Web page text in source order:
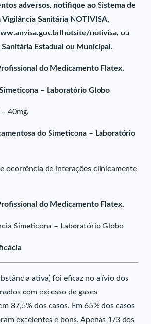
adversos, notifique ao Sistema de
Vigilância Sanitária NOTIVISA,
notivisa, ou
Sanitária Estadual ou Municipal.
do Medicamento Flatex.
– Laboratório Globo
40mg.
do Simeticona – Laboratório
ocorrência de interações clinicamente
do Medicamento Flatex.
Simeticona – Laboratório Globo
ativa) foi eficaz no alívio dos
com excesso de gases
87,5% dos casos. Em 65% dos casos
excelentes e bons. Apenas 1/3 dos